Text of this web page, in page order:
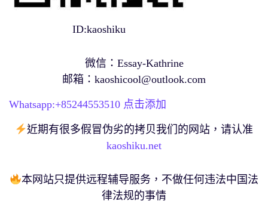
ID:kaoshiku
微信：Essay-Kathrine
邮箱： kaoshicool@outlook.com
Whatsapp:+85244553510 点击添加
近期有很多假冒伪劣的拷贝我们的网站，请认准
kaoshiku.net
本网站只提供远程辅导服务，不做任何违法中国法
律法规的事情